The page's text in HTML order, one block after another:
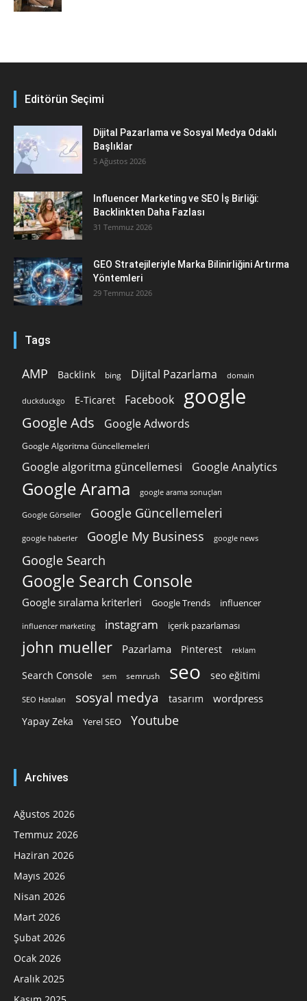
Editörün Seçimi
Dijital Pazarlama ve Sosyal Medya Odaklı
Başlıklar
5 Ağustos 2026
Influencer Marketing ve SEO İş Birliği:
Backlinkten Daha Fazlası
31 Temmuz 2026
GEO Stratejileriyle Marka Bilinirliğini Artırma
Yöntemleri
29 Temmuz 2026
Tags
AMP Backlink bing Dijital Pazarlama domain
duckduckgo E-Ticaret Facebook google
Google Ads Google Adwords
Google Algoritma Güncellemeleri
Google algoritma güncellemesi Google Analytics
Google Arama google arama sonuçları
Google Görseller Google Güncellemeleri
google haberler Google My Business google news
Google Search
Google Search Console
Google sıralama kriterleri Google Trends influencer
influencer marketing instagram içerik pazarlaması
john mueller Pazarlama Pinterest reklam
Search Console sem semrush seo seo eğitimi
SEO Hataları sosyal medya tasarım wordpress
Yapay Zeka Yerel SEO Youtube
Archives
Ağustos 2026
Temmuz 2026
Haziran 2026
Mayıs 2026
Nisan 2026
Mart 2026
Şubat 2026
Ocak 2026
Aralık 2025